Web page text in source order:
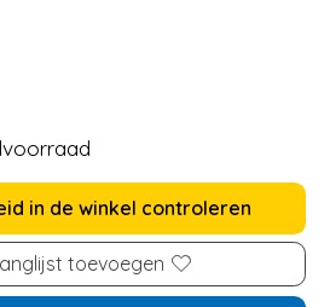
in de winkel controleren
toevoegen